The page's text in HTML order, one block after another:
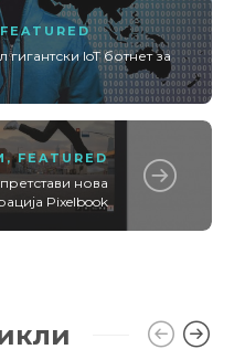
FEATURED
IoT ботнет за
,FEATURED
нова
Pixelbook